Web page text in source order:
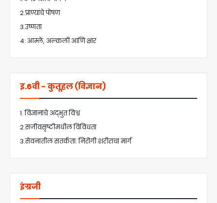
2.प्राण्यांचे पोषण
3.उष्णता
4: आम्ले, अल्कली आणि क्षार
इ.6वी - कुतूहल (विज्ञान)
1. विज्ञानाचे अद्भुत विश्व
2.सजीवसृष्टीमधील विविधता
3.सेवनातील सतर्कता: निरोगी शरीराचा मार्ग
इंग्रजी